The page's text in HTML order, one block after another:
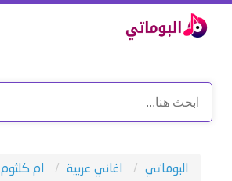
البوماتي اغاني عربية
ام كلثوم